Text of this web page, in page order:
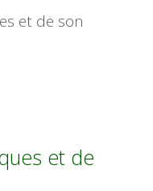
et de son
et de